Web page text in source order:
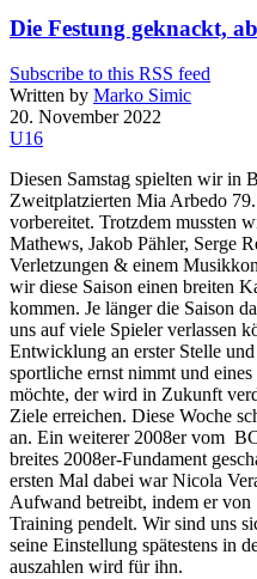
Die Festung geknackt,
Subscribe to this RSS feed
Written by Marko Simic
20. November 2022
U16
Diesen Samstag spielten wir in
Zweitplatzierten Mia Arbedo
vorbereitet. Trotzdem mussten
Mathews, Jakob Pähler, Serge
Verletzungen & einem
wir diese Saison einen breiten
kommen. Je länger die Saison
uns auf viele Spieler verlassen
Entwicklung an erster Stelle
sportliche ernst nimmt und
möchte, der wird in Zukunft
Ziele erreichen. Diese Woche
an. Ein weiterer 2008er vom
breites 2008er-Fundament
ersten Mal dabei war Nicola
Aufwand betreibt, indem er
Training pendelt. Wir sind uns
seine Einstellung spätestens in
auszahlen wird für ihn.